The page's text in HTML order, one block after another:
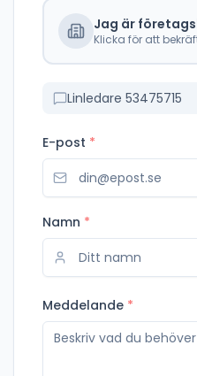
Jag är
Klicka för att
Linledare 53475715
E-post *
Namn *
Meddelande *